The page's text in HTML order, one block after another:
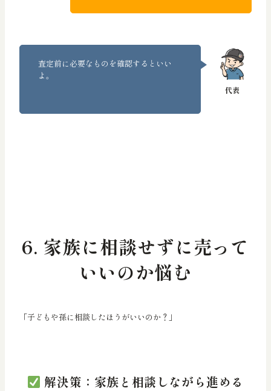
査定前に必要なものを確認するといい
よ。
6. 家族に相談せずに売って
いいのか悩む
「子どもや孫に相談したほうがいいのか？」
解決策：家族と相談しながら進める